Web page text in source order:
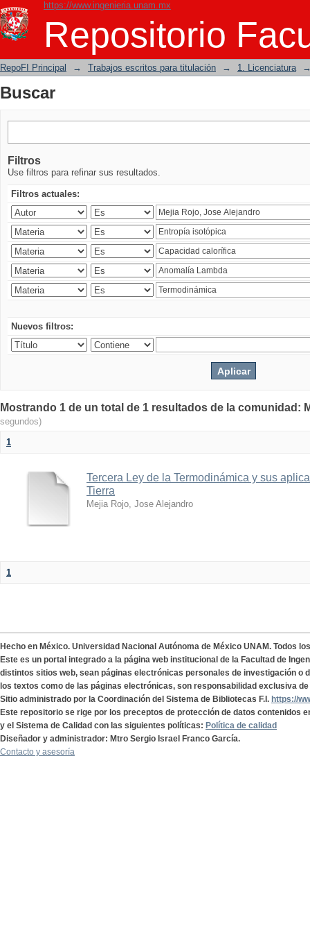
https://www.ingenieria.unam.mx
Repositorio
Buscar
RepoFI Principal → Trabajos escritos para titulación → 1. Licenciatura
Buscar
Filtros
Use filtros para refinar sus resultados.
Filtros actuales:
Nuevos filtros:
Mostrando 1 de un total de 1 resultados de la comunidad:
segundos)
1
Tercera Ley de la Termodinámica y sus
Tierra
Mejia Rojo, Jose Alejandro
1
Hecho en México. Universidad Nacional Autónoma de México UNAM. Todos
Este es un portal integrado a la página web institucional de la Facultad de
distintos sitios web, sean páginas electrónicas personales de investigación o
los textos como de las páginas electrónicas, son responsabilidad exclusiva
Sitio administrado por la Coordinación del Sistema de Bibliotecas F.I. https://
Este repositorio se rige por los preceptos de protección de datos contenidos
y el Sistema de Calidad con las siguientes políticas: Política de calidad
Diseñador y administrador: Mtro Sergio Israel Franco García.
Contacto y asesoría